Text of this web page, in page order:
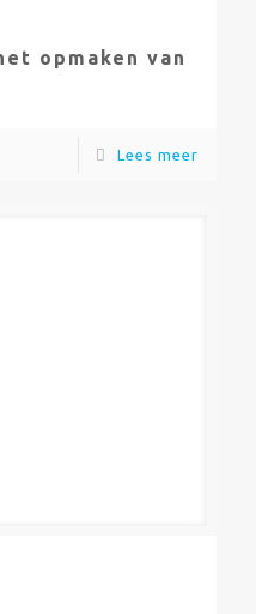
opmaken van
Lees meer